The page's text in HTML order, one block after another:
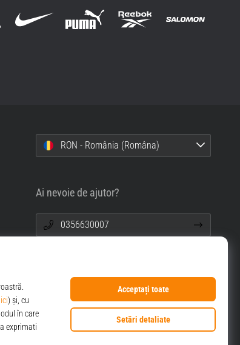
RON - România (Româna)
Ai nevoie de ajutor?
0356630007